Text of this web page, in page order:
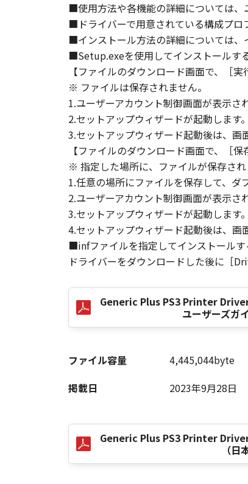
効し、下記(2)または(3)により
(2) お客様は、「本ソフトウェ
す。
(3) お客様が本契約書のいずれ
(4) お客様は、上記(3)によっ
るものとします。
(5) 上記にかかわらず、本契約
す。
９．U.S. GOVERNMENT
“米国政府エンドユーザー”と
が適用されます：The
"commercial computer
(Sept 1995). Consistent with
Users shall acquire the
chome, Ohta-ku, Tokyo 146-
本条項中で使用される"the
本契約書のいずれかの条項ま
します。
■使用方法や各機能の詳細については、
■ドライバーで用意されている構成プロ
■インストール方法の詳細については、
■Setup.exeを使用してインストールす
【ファイルのダウンロード画面で、［実
※ ファイルは保存されません。
1.ユーザーアカウント制御画面が表示さ
2.セットアップウィザードが起動します。
3.セットアップウィザード起動後は、画
【ファイルのダウンロード画面で、［保
※ 指定した場所に、ファイルが保存され
1.任意の場所にファイルを保存して、ダ
2.ユーザーアカウント制御画面が表示さ
3.セットアップウィザードが起動します。
4.セットアップウィザード起動後は、画
■infファイルを指定してインストールす
ドライバーをダウンロードした後に［
Generic Plus PS3 Printer
ユーザーズガ
ファイル容量
4,445,044byte
掲載日
2023年9月28日
Generic Plus PS3 Printer
（日